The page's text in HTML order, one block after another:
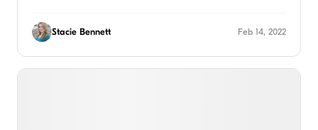
Stacie Bennett Feb 14, 2022